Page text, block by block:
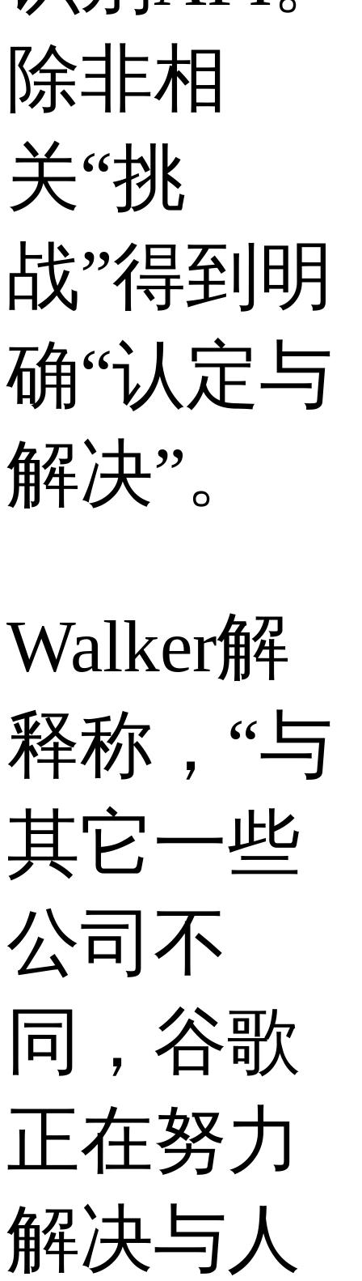
除非相
关“挑
战”得到明
确“认定与
解决”。
Walker解
释称，“与
其它一些
公司不
同，谷歌
正在努力
解决与人